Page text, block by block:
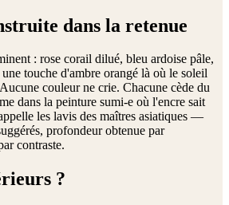
dans la retenue
: rose corail dilué, bleu ardoise pâle,
touche d'ambre orangé là où le soleil
couleur ne crie. Chacune cède du
dans la peinture sumi-e où l'encre sait
les lavis des maîtres asiatiques —
profondeur obtenue par
contraste.
?